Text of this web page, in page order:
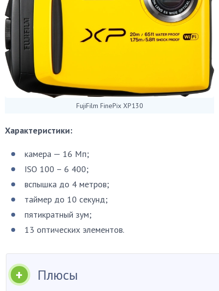
FujiFilm FinePix XP130
Характеристики:
камера — 16 Мп;
ISO 100 – 6 400;
вспышка до 4 метров;
таймер до 10 секунд;
пятикратный зум;
13 оптических элементов.
Плюсы